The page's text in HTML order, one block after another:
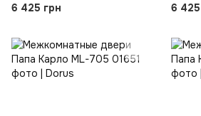
6 425 грн 6